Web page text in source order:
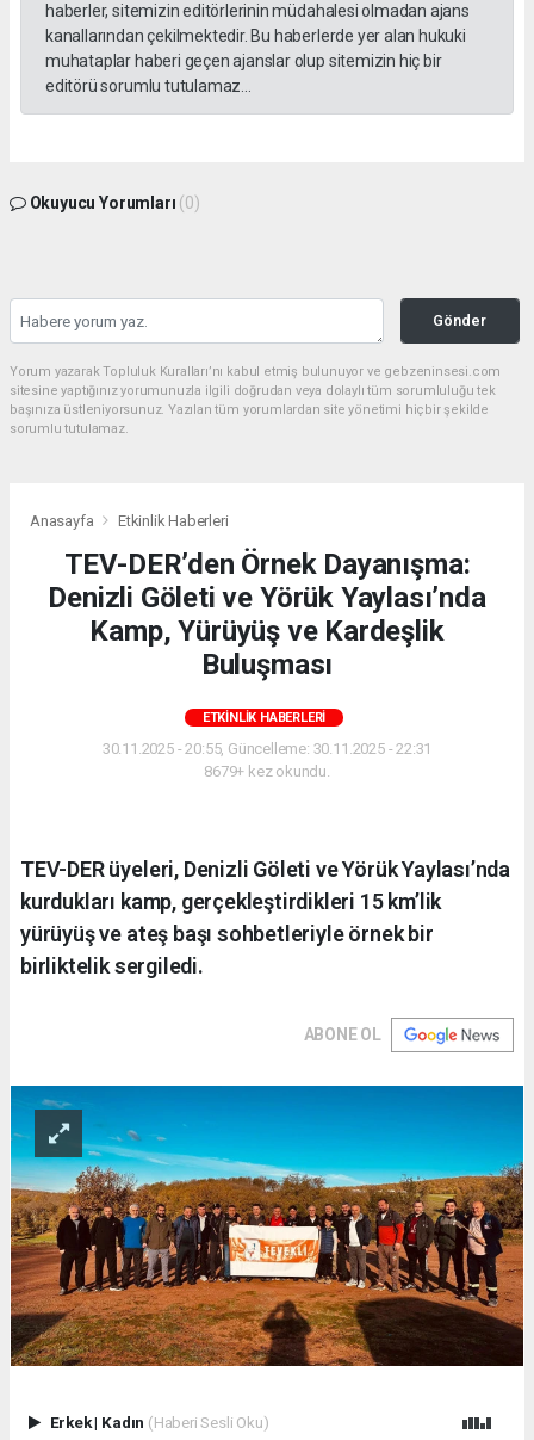
haberler, sitemizin editörlerinin müdahalesi olmadan ajans
kanallarından çekilmektedir. Bu haberlerde yer alan hukuki
muhataplar haberi geçen ajanslar olup sitemizin hiç bir
editörü sorumlu tutulamaz...
Okuyucu Yorumları (0)
Gönder
Yorum yazarak Topluluk Kuralları’nı kabul etmiş bulunuyor ve gebzeninsesi.com
sitesine yaptığınız yorumunuzla ilgili doğrudan veya dolaylı tüm sorumluluğu tek
başınıza üstleniyorsunuz. Yazılan tüm yorumlardan site yönetimi hiçbir şekilde
sorumlu tutulamaz.
Anasayfa Etkinlik Haberleri
TEV-DER’den Örnek Dayanışma:
Denizli Göleti ve Yörük Yaylası’nda
Kamp, Yürüyüş ve Kardeşlik
Buluşması
ETKINLIK HABERLERI
30.11.2025 - 20:55, Güncelleme: 30.11.2025 - 22:31
8679+ kez okundu.
TEV-DER üyeleri, Denizli Göleti ve Yörük Yaylası’nda
kurdukları kamp, gerçekleştirdikleri 15 km’lik
yürüyüş ve ateş başı sohbetleriyle örnek bir
birliktelik sergiledi.
ABONE OL
Erkek| Kadın (Haberi Sesli Oku)